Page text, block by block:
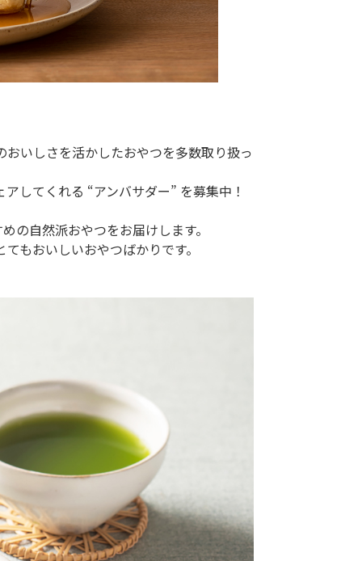
いしさを活かしたおやつを多数取り扱っ
してくれる “アンバサダー” を募集中！
の自然派おやつをお届けします。
もおいしいおやつばかりです。